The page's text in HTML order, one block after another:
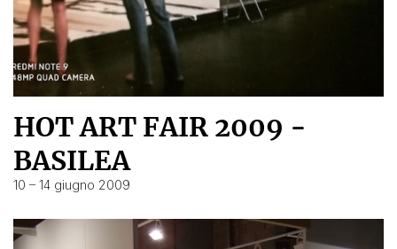
HOT ART FAIR 2009 -
BASILEA
10 – 14 giugno 2009